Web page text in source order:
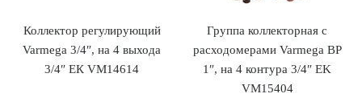
Коллектор регулирующий
Varmega 3/4″, на 4 выхода
3/4″ ЕК VM14614
Группа коллекторная с
расходомерами Varmega ВР
1″, на 4 контура 3/4″ EK
VM15404